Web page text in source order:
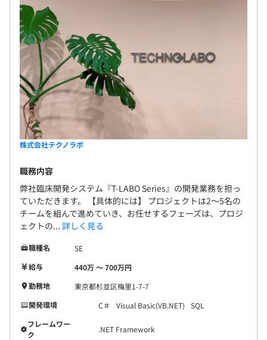
株式会社テクノラボ
職務内容
弊社臨床開発システム『T-LABO Series』の開発業務を担っ
ていただきます。 【具体的には】 プロジェクトは2～5名の
チームを組んで進めていき、お任せするフェーズは、プロジ
ェクトの... 詳しく見る
職種名
SE
給与
440万 〜 700万円
勤務地
東京都杉並区梅里1-7-7
開発環境
C＃ Visual Basic(VB.NET)
SQL
フレームワー
ク
.NET Framework